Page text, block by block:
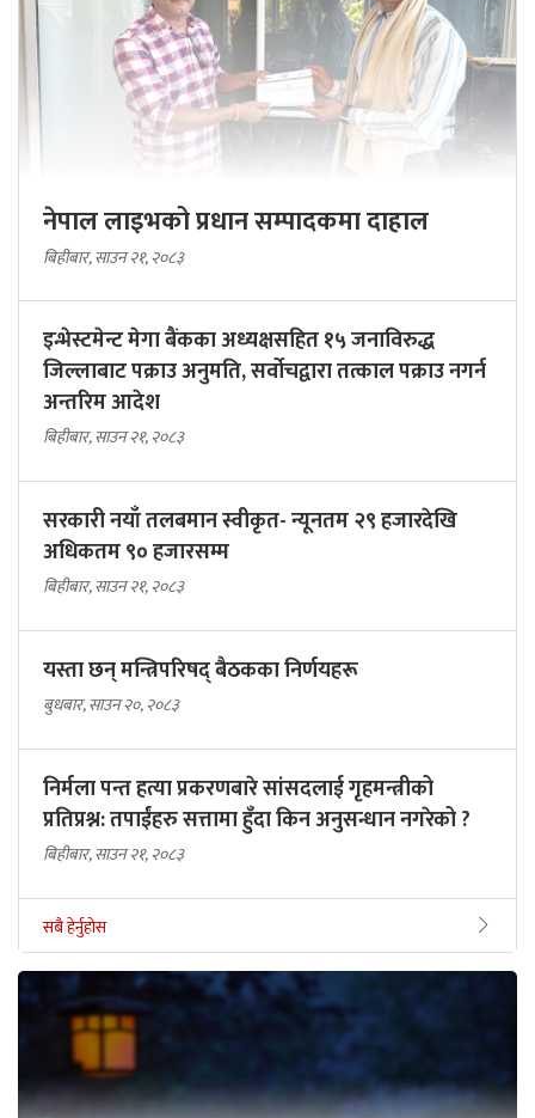
नेपाल लाइभको प्रधान सम्पादकमा दाहाल
बिहीबार, साउन २१, २०८३
इन्भेस्टमेन्ट मेगा बैंकका अध्यक्षसहित १५ जनाविरुद्ध
जिल्लाबाट पक्राउ अनुमति, सर्वोचद्वारा तत्काल पक्राउ नगर्न
अन्तरिम आदेश
बिहीबार, साउन २१, २०८३
सरकारी नयाँ तलबमान स्वीकृत- न्यूनतम २९ हजारदेखि
अधिकतम ९० हजारसम्म
बिहीबार, साउन २१, २०८३
यस्ता छन् मन्त्रिपरिषद् बैठकका निर्णयहरू
बुधबार, साउन २०, २०८३
निर्मला पन्त हत्या प्रकरणबारे सांसदलाई गृहमन्त्रीको
प्रतिप्रश्न: तपाईंहरु सत्तामा हुँदा किन अनुसन्धान नगरेको ?
बिहीबार, साउन २१, २०८३
सबै हेर्नुहोस